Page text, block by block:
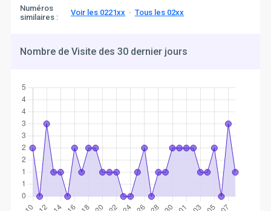
Numéros
similaires :
Voir les 0221xx· Tous les 02xx
Nombre de Visite des 30 dernier jours